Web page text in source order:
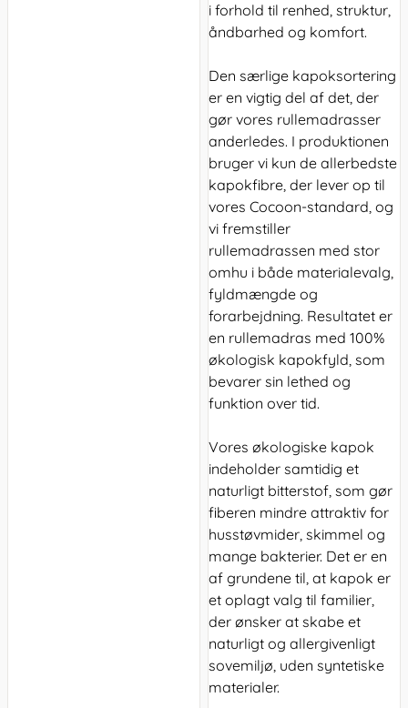
i forhold til renhed, struktur,
åndbarhed og komfort.
Den særlige kapoksortering
er en vigtig del af det, der
gør vores rullemadrasser
anderledes. I produktionen
bruger vi kun de allerbedste
kapokfibre, der lever op til
vores Cocoon-standard, og
vi fremstiller
rullemadrassen med stor
omhu i både materialevalg,
fyldmængde og
forarbejdning. Resultatet er
en rullemadras med 100%
økologisk kapokfyld, som
bevarer sin lethed og
funktion over tid.
Vores økologiske kapok
indeholder samtidig et
naturligt bitterstof, som gør
fiberen mindre attraktiv for
husstøvmider, skimmel og
mange bakterier. Det er en
af grundene til, at kapok er
et oplagt valg til familier,
der ønsker at skabe et
naturligt og allergivenligt
sovemiljø, uden syntetiske
materialer.